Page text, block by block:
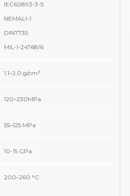
IEC60893-3-5
NEMALI-1
DIN7735
MIL-I-24768/6
1,1–2,0 g/cm³
120–230MPa
55–125 MPa
10-15 GPa
200–260 °C